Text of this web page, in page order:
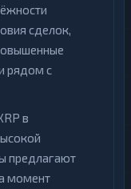
сделок,
рядом с
в
предлагают
момент